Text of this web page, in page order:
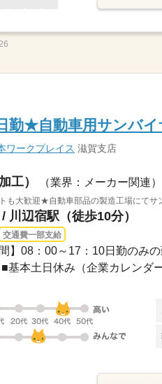
勤★自動車用サンバ
ワークプレイス 滋賀支店
工） （業界：メーカー関連）
も大歓迎★自動車部品の製造工場にてサ
川辺宿駅（徒歩10分）
交通費一部支給
】08：00～17：10日勤のみ
基本土日休み（企業カレンダ